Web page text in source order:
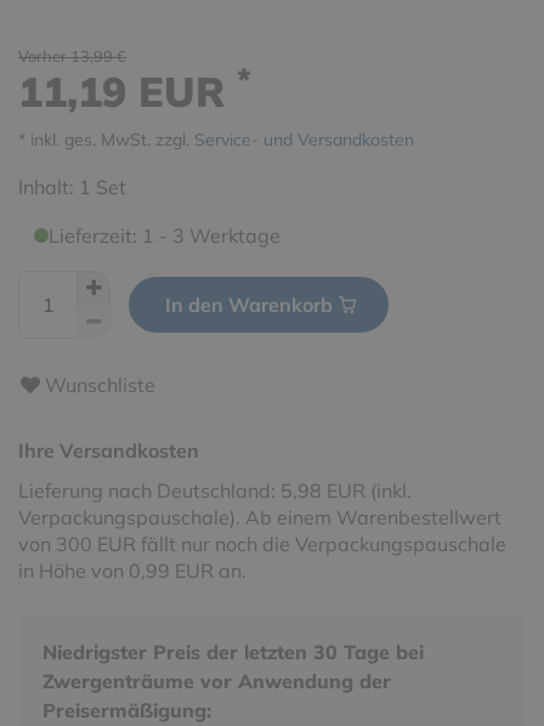
Vorher 13,99 €
11,19 EUR *
* inkl. ges. MwSt. zzgl. Service- und Versandkosten
Inhalt: 1 Set
Lieferzeit: 1 - 3 Werktage
In den Warenkorb
Wunschliste
Ihre Versandkosten
Lieferung nach Deutschland: 5,98 EUR (inkl.
Verpackungspauschale). Ab einem Warenbestellwert
von 300 EUR fällt nur noch die Verpackungspauschale
in Höhe von 0,99 EUR an.
Niedrigster Preis der letzten 30 Tage bei
Zwergenträume vor Anwendung der
Preisermäßigung: